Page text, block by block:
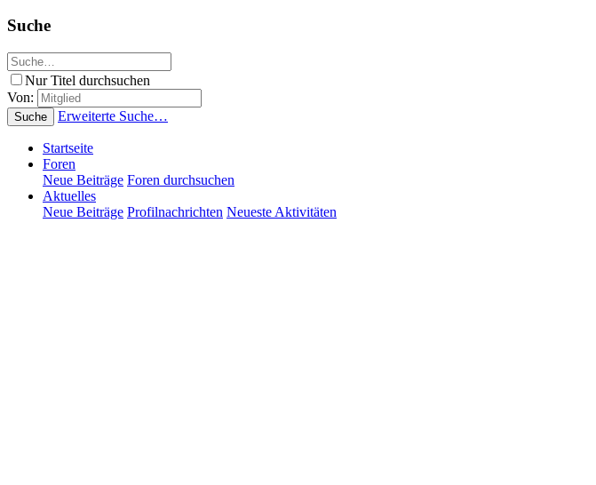
Suche
Nur Titel durchsuchen
Von:
Suche Erweiterte Suche…
Startseite
Foren
Neue Beiträge Foren durchsuchen
Aktuelles
Neue Beiträge Profilnachrichten Neueste Aktivitäten